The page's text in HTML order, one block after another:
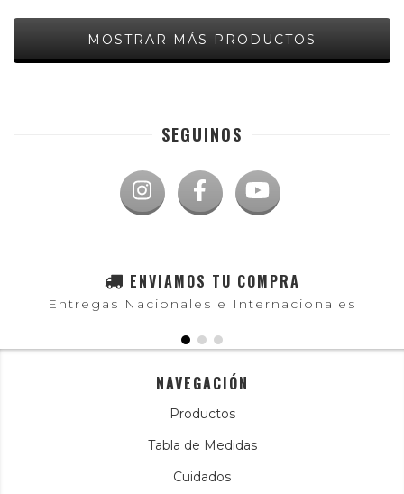
MOSTRAR MÁS PRODUCTOS
SEGUINOS
ENVIAMOS TU COMPRA
Entregas Nacionales e Internacionales
NAVEGACIÓN
Productos
Tabla de Medidas
Cuidados